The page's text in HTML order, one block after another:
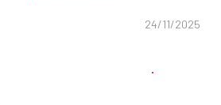
24/11/2025